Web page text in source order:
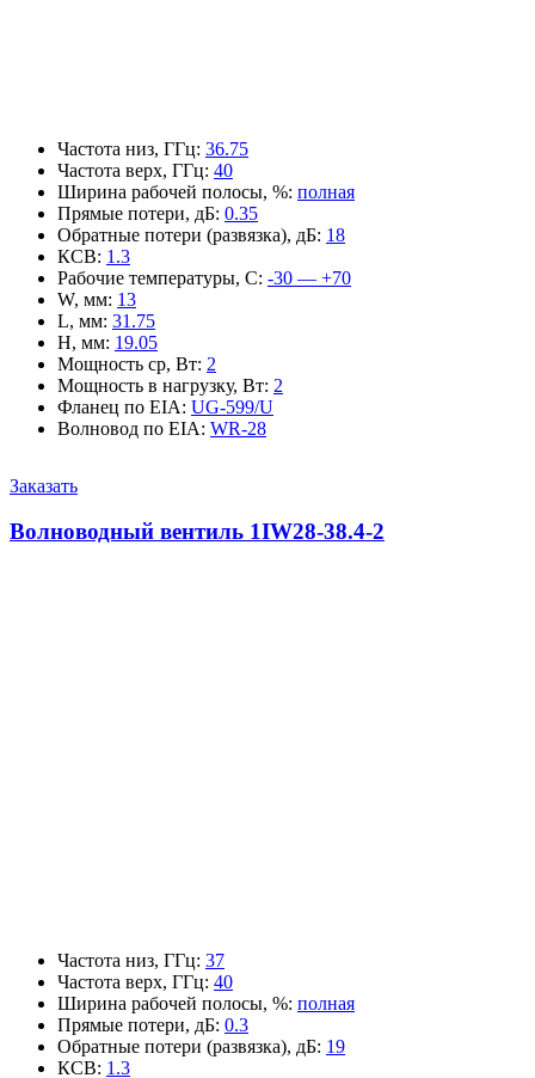
Частота низ, ГГц: 36.75
Частота верх, ГГц: 40
Ширина рабочей полосы, %: полная
Прямые потери, дБ: 0.35
Обратные потери (развязка), дБ: 18
КСВ: 1.3
Рабочие температуры, С: -30 — +70
W, мм: 13
L, мм: 31.75
H, мм: 19.05
Мощность ср, Вт: 2
Мощность в нагрузку, Вт: 2
Фланец по EIA: UG-599/U
Волновод по EIA: WR-28
Заказать
Волноводный вентиль 1IW28-38.4-2
Частота низ, ГГц: 37
Частота верх, ГГц: 40
Ширина рабочей полосы, %: полная
Прямые потери, дБ: 0.3
Обратные потери (развязка), дБ: 19
КСВ: 1.3